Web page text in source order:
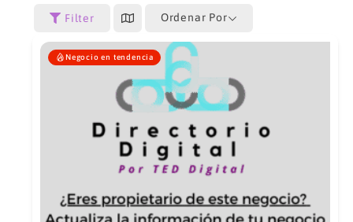
Filter Ordenar Por
Negocio en tendencia